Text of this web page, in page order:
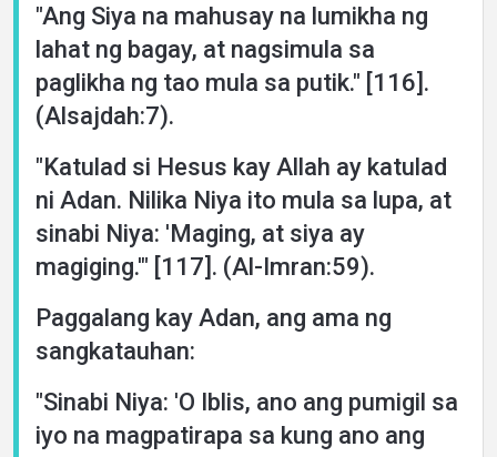
"Ang Siya na mahusay na lumikha ng
lahat ng bagay, at nagsimula sa
paglikha ng tao mula sa putik." [116].
(Alsajdah:7).
"Katulad si Hesus kay Allah ay katulad
ni Adan. Nilika Niya ito mula sa lupa, at
sinabi Niya: 'Maging, at siya ay
magiging.'" [117]. (Al-Imran:59).
Paggalang kay Adan, ang ama ng
sangkatauhan:
"Sinabi Niya: 'O Iblis, ano ang pumigil sa
iyo na magpatirapa sa kung ano ang